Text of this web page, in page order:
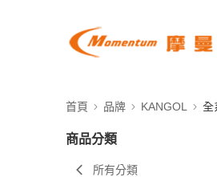
首頁 品牌 KANGOL 全
商品分類
所有分類